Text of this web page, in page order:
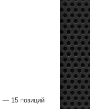
— 15 позиций